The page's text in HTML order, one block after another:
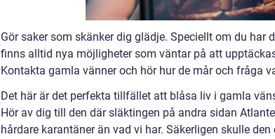
Gör saker som skänker dig glädje. Speciellt om du
finns alltid nya möjligheter som väntar på att
Kontakta gamla vänner och hör hur de mår och fråga
Det här är det perfekta tillfället att blåsa liv i gamla
Hör av dig till den där släktingen på andra sidan
hårdare karantäner än vad vi har. Säkerligen skulle